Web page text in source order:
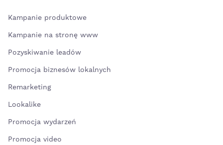
Kampanie produktowe
Kampanie na stronę www
Pozyskiwanie leadów
Promocja biznesów lokalnych
Remarketing
Lookalike
Promocja wydarzeń
Promocja video